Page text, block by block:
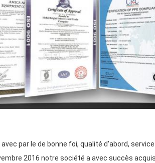
par le de bonne foi, qualité d'abord,
2016 notre société a avec succès